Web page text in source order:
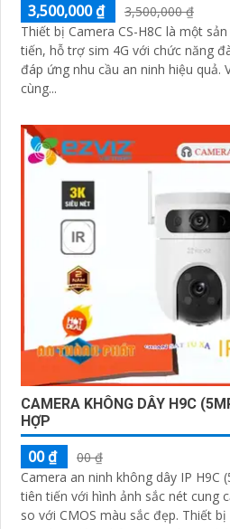
3,500,000 ₫
3,500,000 ₫
Thiết bị Camera CS-H8C là một
tiến, hỗ trợ sim 4G với chức năng
đáp ứng nhu cầu an ninh hiệu quả. Với độ phân giải 3MP, 4G
cùng...
CAMERA KHÔNG DÂY H9C
HỢP
00 ₫
00 ₫
Camera an ninh không dây IP H9C
tiên tiến với hình ảnh sắc nét cung
so với CMOS màu sắc đẹp. Thiết bị này cung cấp khả năng